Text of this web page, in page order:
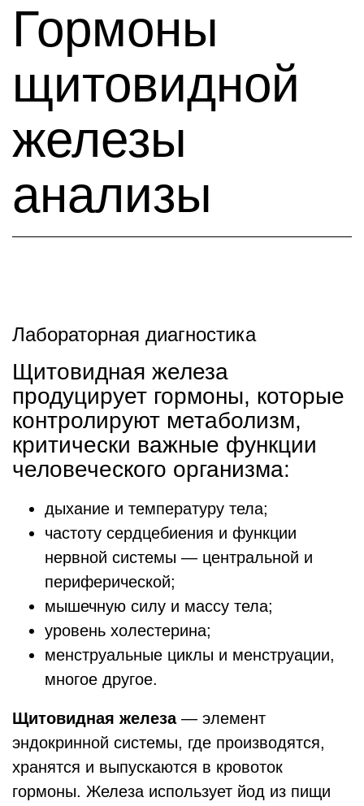
Гормоны
щитовидной
железы
анализы
Лабораторная диагностика
Щитовидная железа
продуцирует гормоны, которые
контролируют метаболизм,
критически важные функции
человеческого организма:
дыхание и температуру тела;
частоту сердцебиения и функции
нервной системы — центральной и
периферической;
мышечную силу и массу тела;
уровень холестерина;
менструальные циклы и менструации,
многое другое.
Щитовидная железа — элемент
эндокринной системы, где производятся,
хранятся и выпускаются в кровоток
гормоны. Железа использует йод из пищи